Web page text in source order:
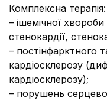
Комплексна терапія:
– ішемічної
стенокардії,
– постінфарктного
кардіосклерозу
кардіосклерозу);
– порушень